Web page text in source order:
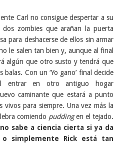
Carl no consigue despertar a su
zombies que arañan la puerta
para deshacerse de ellos sin armar
le salen tan bien y, aunque al final
algún que otro susto y tendrá que
Con un ‘Yo gano’ final decide
entrar en otro antiguo hogar
caminante que estará a punto
vivos para siempre. Una vez más la
comiendo puddingen el tejado.
no sabe a ciencia cierta si ya da
simplemente Rick está tan